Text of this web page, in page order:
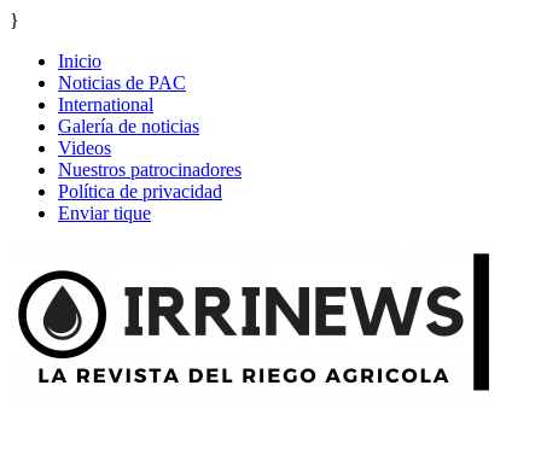
}
Inicio
Noticias de PAC
International
Galería de noticias
Videos
Nuestros patrocinadores
Política de privacidad
Enviar tique